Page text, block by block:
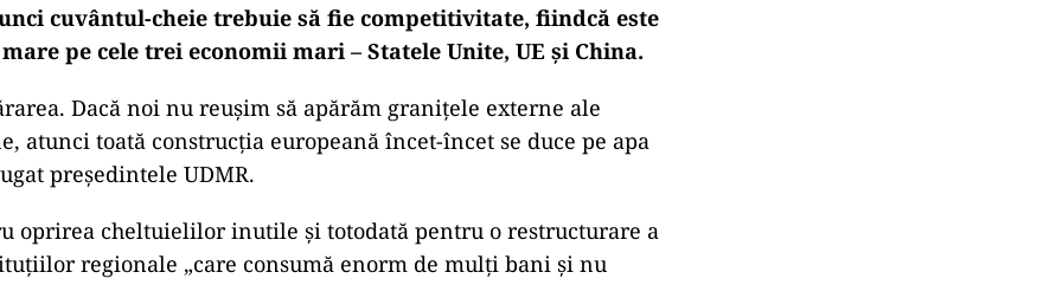
cuvântul-cheie trebuie să fie competitivitate, fiindcă este
pe cele trei economii mari – Statele Unite, UE şi China.
Dacă noi nu reuşim să apărăm graniţele externe ale
atunci toată construcţia europeană încet-încet se duce pe apa
preşedintele UDMR.
oprirea cheltuielilor inutile şi totodată pentru o restructurare a
regionale „care consumă enorm de mulţi bani şi nu